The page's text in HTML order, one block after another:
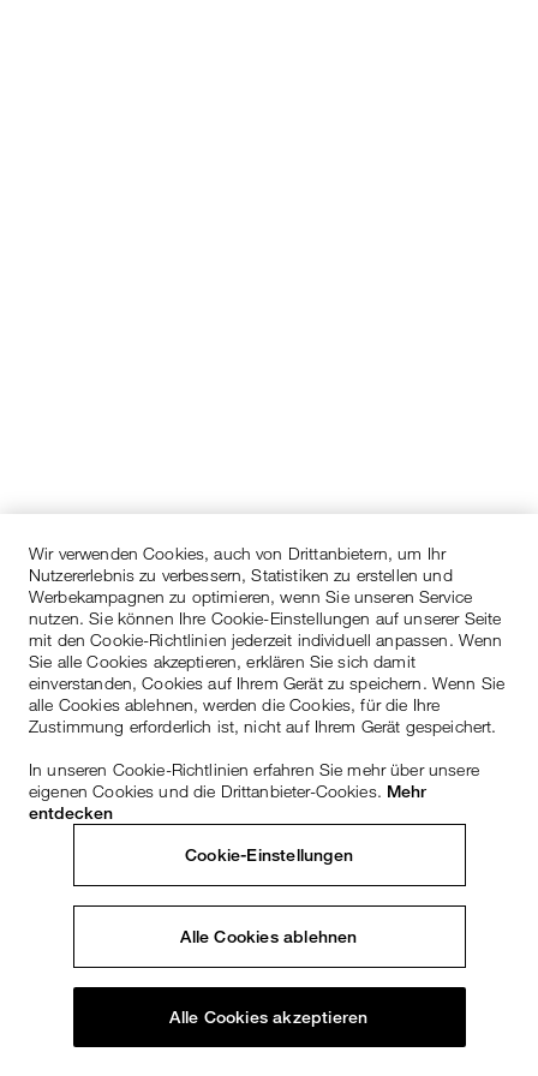
Wir verwenden Cookies, auch von Drittanbietern, um Ihr
Nutzererlebnis zu verbessern, Statistiken zu erstellen und
Werbekampagnen zu optimieren, wenn Sie unseren Service
nutzen. Sie können Ihre Cookie-Einstellungen auf unserer Seite
mit den Cookie-Richtlinien jederzeit individuell anpassen. Wenn
Sie alle Cookies akzeptieren, erklären Sie sich damit
einverstanden, Cookies auf Ihrem Gerät zu speichern. Wenn Sie
alle Cookies ablehnen, werden die Cookies, für die Ihre
Zustimmung erforderlich ist, nicht auf Ihrem Gerät gespeichert.
In unseren Cookie-Richtlinien erfahren Sie mehr über unsere
eigenen Cookies und die Drittanbieter-Cookies. Mehr
entdecken
Cookie-Einstellungen
Alle Cookies ablehnen
Alle Cookies akzeptieren